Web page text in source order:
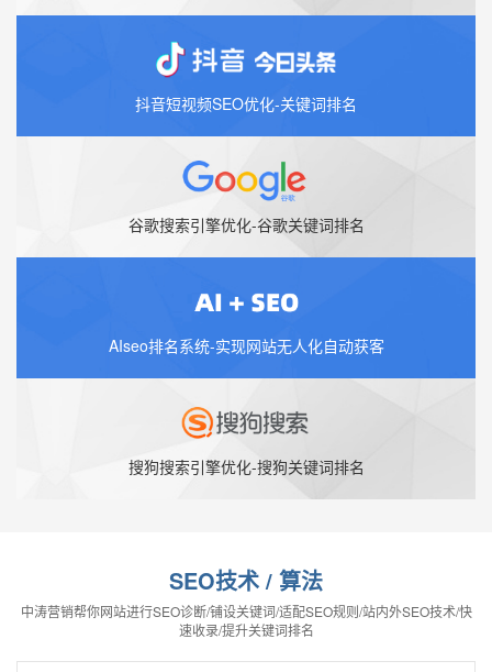
抖音短视频SEO优化-关键词排名
谷歌搜索引擎优化-谷歌关键词排名
AIseo排名系统-实现网站无人化自动获客
搜狗搜索引擎优化-搜狗关键词排名
SEO技术 / 算法
中涛营销帮你网站进行SEO诊断/铺设关键词/适配SEO规则/站内外SEO技术/快
速收录/提升关键词排名